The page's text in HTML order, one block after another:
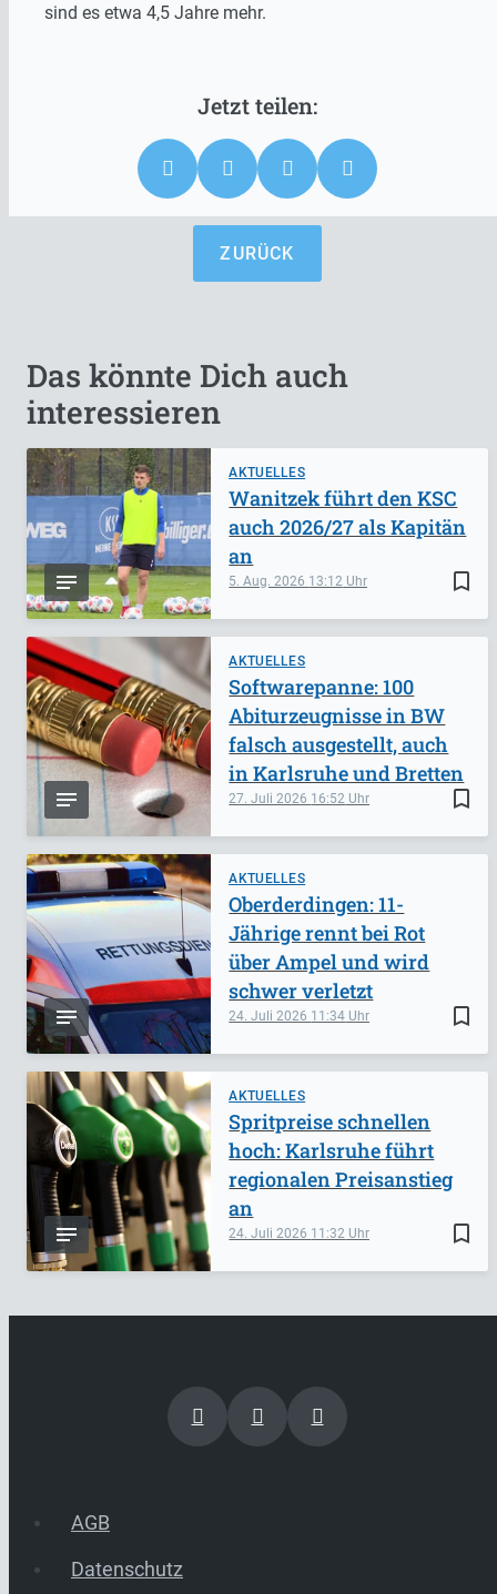
sind es etwa 4,5 Jahre mehr.
ZURÜCK
Das könnte Dich auch
interessieren
AKTUELLES
bookmark_border
5. Aug. 2026 13:12
Wanitzek führt den KSC
auch 2026/27 als Kapitän
an
AKTUELLES
bookmark_border
27. Juli 2026 16:52
Softwarepanne: 100
Abiturzeugnisse in BW
falsch ausgestellt, auch
in Karlsruhe und Bretten
AKTUELLES
bookmark_border
24. Juli 2026 11:34
Oberderdingen: 11-
Jährige rennt bei Rot
über Ampel und wird
schwer verletzt
AKTUELLES
bookmark_border
24. Juli 2026 11:32
Spritpreise schnellen
hoch: Karlsruhe führt
regionalen Preisanstieg
an
AGB
Datenschutz